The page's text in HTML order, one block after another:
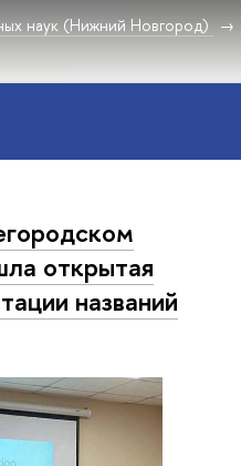
наук (Нижний Новгород)
открытая
названий